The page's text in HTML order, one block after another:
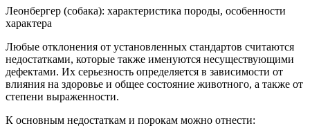
Леонбергер (собака): характеристика породы, особенности
характера
Любые отклонения от установленных стандартов считаются
недостатками, которые также именуются несуществующими
дефектами. Их серьезность определяется в зависимости от
влияния на здоровье и общее состояние животного, а также от
степени выраженности.
К основным недостаткам и порокам можно отнести: